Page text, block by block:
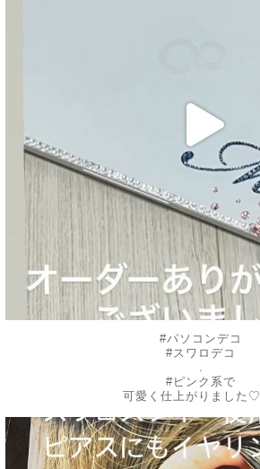
#パソコンデコ
#スワロデコ
#ピンク系で
可愛く仕上がりました♡
decojewelrymahalo